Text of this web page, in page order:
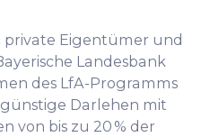
Eigentümer und
Landesbank
des LfA-Programms
Darlehen mit
von bis zu 20 % der